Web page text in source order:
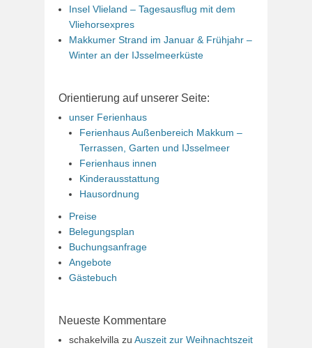
Insel Vlieland – Tagesausflug mit dem
Vliehorsexpres
Makkumer Strand im Januar & Frühjahr –
Winter an der IJsselmeerküste
Orientierung auf unserer Seite:
unser Ferienhaus
Ferienhaus Außenbereich Makkum –
Terrassen, Garten und IJsselmeer
Ferienhaus innen
Kinderausstattung
Hausordnung
Preise
Belegungsplan
Buchungsanfrage
Angebote
Gästebuch
Neueste Kommentare
schakelvilla zu Auszeit zur Weihnachtszeit